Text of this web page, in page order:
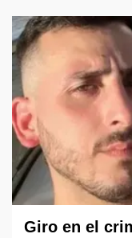
Giro en el